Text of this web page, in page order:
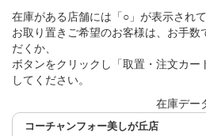
在庫がある店舗には「○」が表示されて
お取り置きご希望のお客様は、お手数
だくか、
ボタンをクリックし「取置・注文カー
してください。
在庫デー
コーチャンフォー美しが丘店